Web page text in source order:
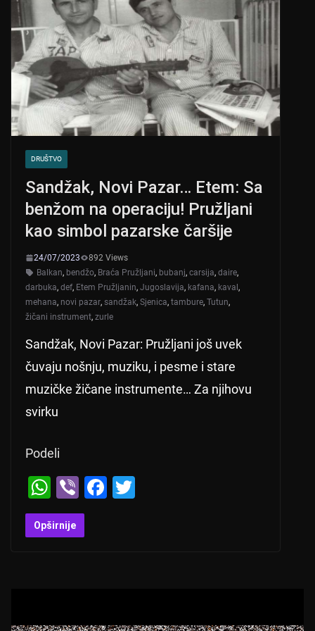
DRUŠTVO
Sandžak, Novi Pazar… Etem: Sa
benžom na operaciju! Pružljani
kao simbol pazarske čaršije
24/07/2023
892 Views
Balkan, bendžo, Braća Pružljani, bubanj, carsija, daire,
darbuka, def, Etem Pružljanin, Jugoslavija, kafana, kaval,
mehana, novi pazar, sandžak, Sjenica, tambure, Tutun,
žičani instrument, zurle
Sandžak, Novi Pazar: Pružljani još uvek
čuvaju nošnju, muziku, i pesme i stare
muzičke žičane instrumente… Za njihovu
svirku
Podeli
W
h
at
p
Vi
b
er
F
o
Opširnije